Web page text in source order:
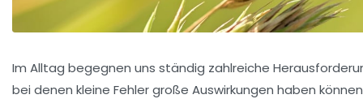
Im Alltag begegnen uns ständig zahlreiche
bei denen kleine Fehler große Auswirkungen haben